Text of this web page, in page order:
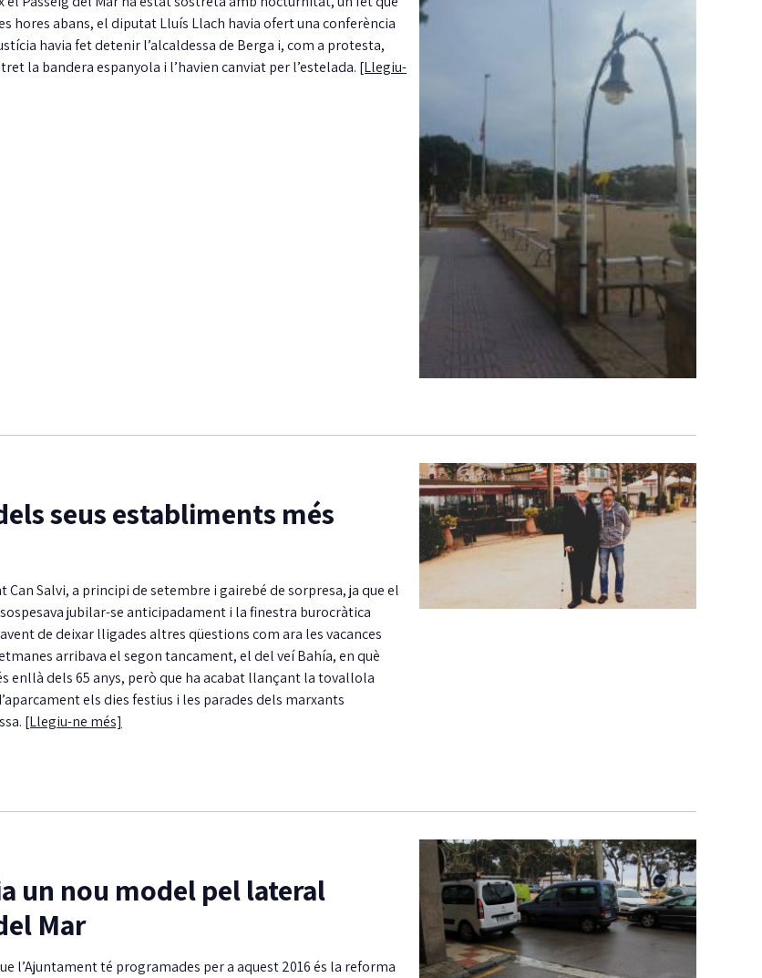
hores abans, el diputat Lluís Llach havia ofert una conferència
havia fet detenir l’alcaldessa de Berga i, com a protesta,
la bandera espanyola i l’havien canviat per l’estelada. [Llegiu-
seus establiments més
Salvi, a principi de setembre i gairebé de sorpresa, ja que el
jubilar-se anticipadament i la finestra burocràtica
de deixar lligades altres qüestions com ara les vacances
arribava el segon tancament, el del veí Bahía, en què
enllà dels 65 anys, però que ha acabat llançant la tovallola
els dies festius i les parades dels marxants
[Llegiu-ne més]
un nou model pel lateral
Mar
l’Ajuntament té programades per a aquest 2016 és la reforma